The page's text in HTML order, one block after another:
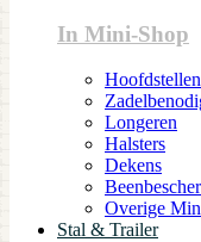
In Mini-Shop
Longeren
Halsters
Dekens
Overige
Stal & Trailer